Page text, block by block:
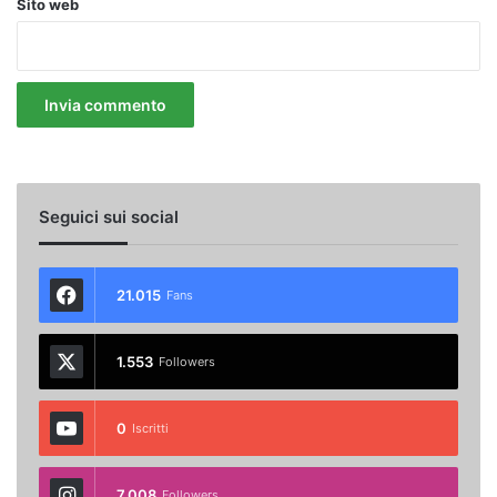
Sito web
Seguici sui social
21.015 Fans
1.553 Followers
0 Iscritti